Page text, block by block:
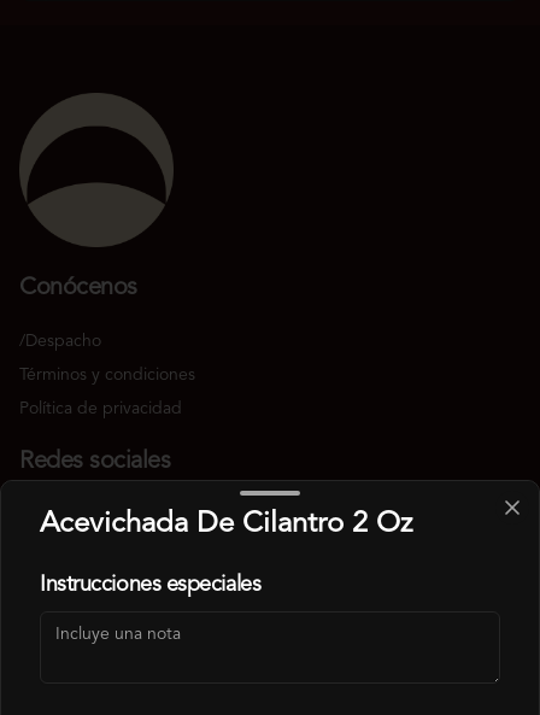
Conócenos
/Despacho
Términos y condiciones
Política de privacidad
Redes sociales
Instagram
Acevichada De Cilantro 2 Oz
Instrucciones especiales